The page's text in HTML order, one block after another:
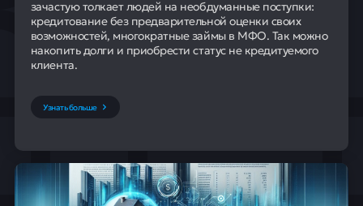
зачастую толкает людей на необдуманные поступки:
кредитование без предварительной оценки своих
возможностей, многократные займы в МФО. Так можно
накопить долги и приобрести статус не кредитуемого
клиента.
Узнать больше